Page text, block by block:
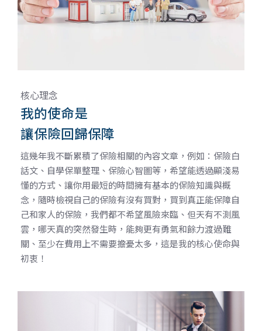
核心理念
我的使命是
讓保險回歸保障
這幾年我不斷累積了保險相關的內容文章，例如：保險白
話文、自學保單整理、保險心智圖等，希望能透過顯淺易
懂的方式、讓你用最短的時間擁有基本的保險知識與概
念，隨時檢視自己的保險有沒有買對，買到真正能保障自
己和家人的保險，我們都不希望風險來臨、但天有不測風
雲，哪天真的突然發生時，能夠更有勇氣和餘力渡過難
關、至少在費用上不需要擔憂太多，這是我的核心使命與
初衷！